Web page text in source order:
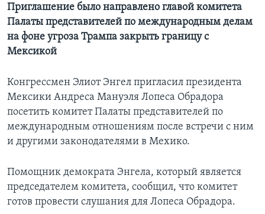
Языки
Приглашение было направлено главой комитета
Палаты представителей по международным делам
на фоне угроза Трампа закрыть границу с
Мексикой
Конгрессмен Элиот Энгел пригласил президента
Мексики Андреса Мануэля Лопеса Обрадора
посетить комитет Палаты представителей по
международным отношениям после встречи с ним
и другими законодателями в Мехико.
Помощник демократа Энгела, который является
председателем комитета, сообщил, что комитет
готов провести слушания для Лопеса Обрадора.